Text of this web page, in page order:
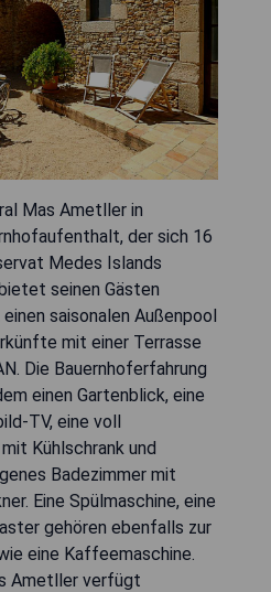
Mas Ametller in
der sich 16
Medes Islands
seinen Gästen
saisonalen Außenpool
mit einer Terrasse
Die Bauernhoferfahrung
einen Gartenblick, eine
TV, eine voll
Kühlschrank und
Badezimmer mit
Eine Spülmaschine, eine
gehören ebenfalls zur
eine Kaffeemaschine.
Ametller verfügt